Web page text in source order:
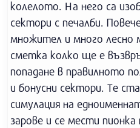
колелото. На него са
сектори с печалби.
множител и много лесно
сметка колко ще е
попадане в правилното
и бонусни сектори. Те
симулация на
зарове и се мести